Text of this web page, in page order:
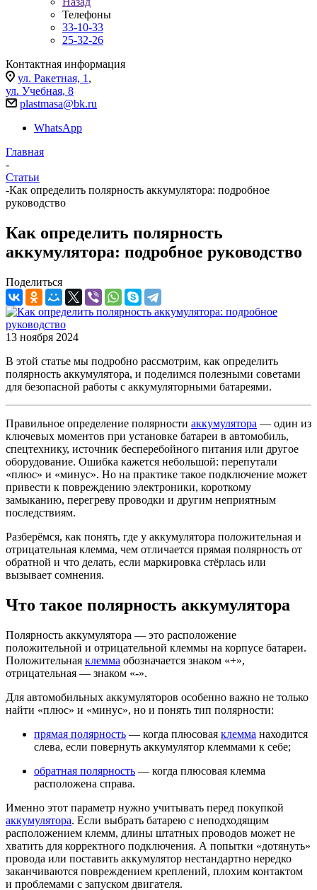
Телефоны
33-10-33
25-32-26
Контактная информация
ул. Ракетная, 1 ,
ул. Учебная, 8
plastmasa@bk.ru
WhatsApp
Главная
-
Статьи
-Как определить полярность аккумулятора: подробное
руководство
Как определить полярность
аккумулятора: подробное руководство
Поделиться
13 ноября 2024
В этой статье мы подробно рассмотрим, как определить
полярность аккумулятора, и поделимся полезными советами
для безопасной работы с аккумуляторными батареями.
Правильное определение полярности аккумулятора — один из
ключевых моментов при установке батареи в автомобиль,
спецтехнику, источник бесперебойного питания или другое
оборудование. Ошибка кажется небольшой: перепутали
«плюс» и «минус». Но на практике такое подключение может
привести к повреждению электроники, короткому
замыканию, перегреву проводки и другим неприятным
последствиям.
Разберёмся, как понять, где у аккумулятора положительная и
отрицательная клемма, чем отличается прямая полярность от
обратной и что делать, если маркировка стёрлась или
вызывает сомнения.
Что такое полярность аккумулятора
Полярность аккумулятора — это расположение
положительной и отрицательной клеммы на корпусе батареи.
Положительная клемма обозначается знаком «+»,
отрицательная — знаком «-».
Для автомобильных аккумуляторов особенно важно не только
найти «плюс» и «минус», но и понять тип полярности:
прямая полярность — когда плюсовая клемма находится
слева, если повернуть аккумулятор клеммами к себе;
обратная полярность — когда плюсовая клемма
расположена справа.
Именно этот параметр нужно учитывать перед покупкой
аккумулятора. Если выбрать батарею с неподходящим
расположением клемм, длины штатных проводов может не
хватить для корректного подключения. А попытки «дотянуть»
провода или поставить аккумулятор нестандартно нередко
заканчиваются повреждением креплений, плохим контактом
и проблемами с запуском двигателя.